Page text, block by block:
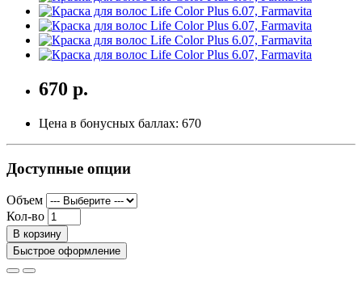
670 р.
Цена в бонусных баллах: 670
Доступные опции
Объем
Кол-во
В корзину
Быстрое оформление